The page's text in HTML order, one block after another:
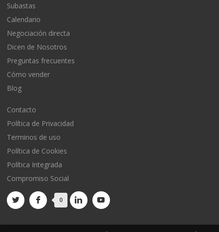
Subastas
Calendario
Negociación directa
Dicen de Nosotros
Preguntas frecuentes
Cómo vender
Blog
Contacto
Política de Privacidad
Terminos de uso
Política de Cookies
Política Integrada
Compromiso Social
0